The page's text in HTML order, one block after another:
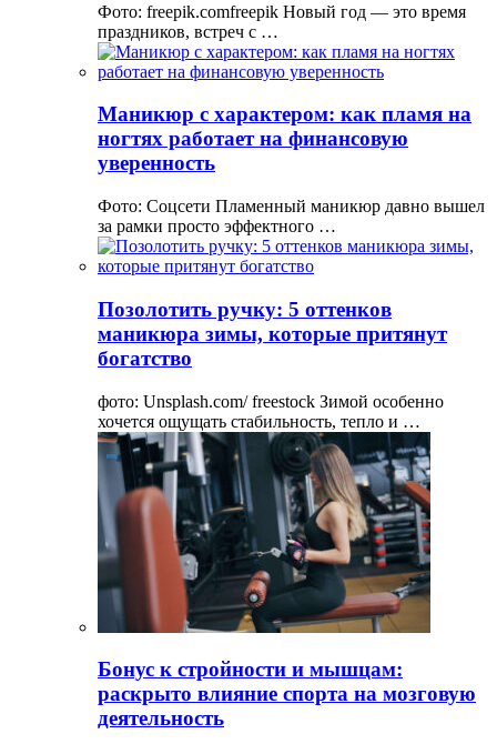
Фото: freepik.comfreepik Новый год — это время
праздников, встреч с …
Маникюр с характером: как пламя на
ногтях работает на финансовую
уверенность
Фото: Соцсети Пламенный маникюр давно вышел
за рамки просто эффектного …
Позолотить ручку: 5 оттенков
маникюра зимы, которые притянут
богатство
фото: Unsplash.com/ freestock Зимой особенно
хочется ощущать стабильность, тепло и …
Бонус к стройности и мышцам:
раскрыто влияние спорта на мозговую
деятельность